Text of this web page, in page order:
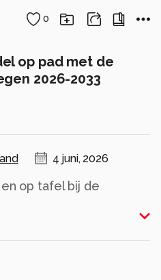
0
op pad met de
2026-2033
4 juni, 2026
op tafel bij de
in het Romeins
van Nijmegen.